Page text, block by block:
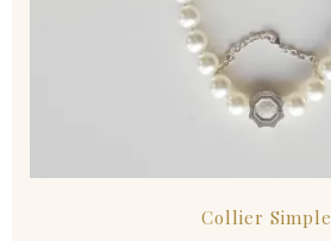
Collier Simple